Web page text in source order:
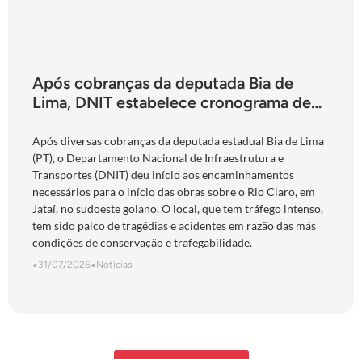
Após cobranças da deputada Bia de
Lima, DNIT estabelece cronograma de
Jataí
Após diversas cobranças da deputada estadual Bia de Lima
(PT), o Departamento Nacional de Infraestrutura e
Transportes (DNIT) deu início aos encaminhamentos
necessários para o início das obras sobre o Rio Claro, em
Jataí, no sudoeste goiano. O local, que tem tráfego intenso,
tem sido palco de tragédias e acidentes em razão das más
condições de conservação e trafegabilidade.
•31/07/2026•Notícias